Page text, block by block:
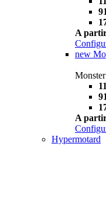
A
new
A
Hypermotard